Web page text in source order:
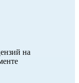
на